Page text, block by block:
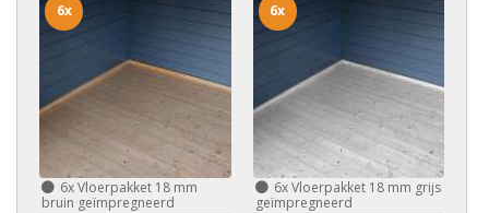
6xVloerpakket 18 mm
bruin geïmpregneerd
6x
6xVloerpakket 18 mm grijs
geïmpregneerd
6x